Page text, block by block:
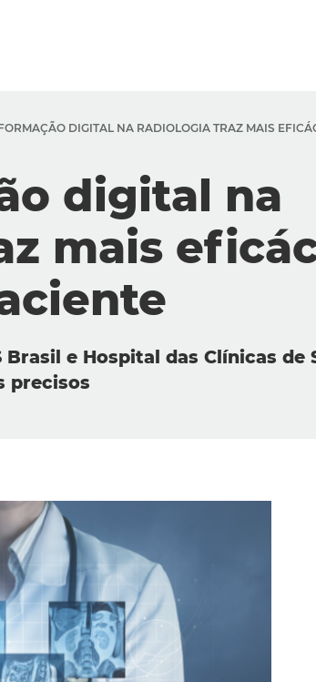
DIGITAL NA RADIOLOGIA TRAZ MAIS
digital na
mais
e Hospital das Clínicas de
precisos